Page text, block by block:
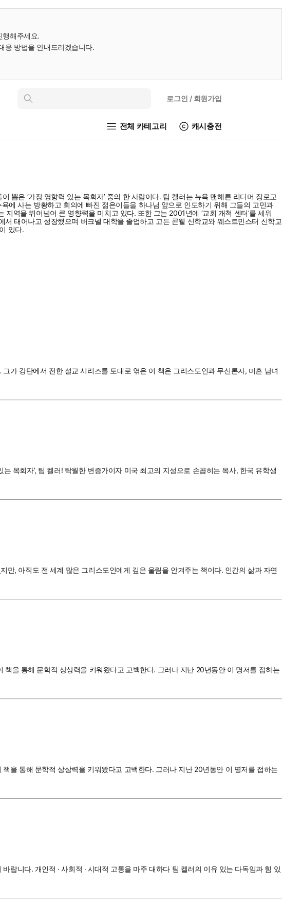
행해주세요.
응 방법을 안내드리겠습니다.
인
로그인 / 회원가입
전체 카테고리 캐시충전
뽑은 ‘가장 영향력 있는 목회자’ 중의 한 사람이다. 팀 켈러는 뉴욕 맨해튼 리디머 장로교
에 사는 방황하고 회의에 빠진 젊은이들을 하나님 앞으로 인도하기 위해 그들의 고민과
역을 뛰어넘어 큰 영향력을 미치고 있다. 또한 그는 2001년에 ‘교회 개척 센터’를 세워
태어나고 성장했으며 버크넬 대학을 졸업하고 고든 콘웰 신학교와 웨스트민스터 신학교
있다.
가 강단에서 전한 설교 시리즈를 토대로 엮은 이 책은 그리스도인과 무신론자, 미혼 남녀
목회자’, 팀 켈러! 탁월한 변증가이자 미국 최고의 지성으로 손꼽히는 목사, 한국 유학생
만, 아직도 전 세계 많은 그리스도인에게 깊은 울림을 안겨주는 책이다. 인간의 삶과 자연
을 통해 문학적 상상력을 키워왔다고 고백한다. 그러나 지난 20년동안 이 명저를 접하는
을 통해 문학적 상상력을 키워왔다고 고백한다. 그러나 지난 20년동안 이 명저를 접하는
니다. 개인적 · 사회적 · 시대적 고통을 마주 대하다 팀 켈러의 이유 있는 다독임과 힘 있